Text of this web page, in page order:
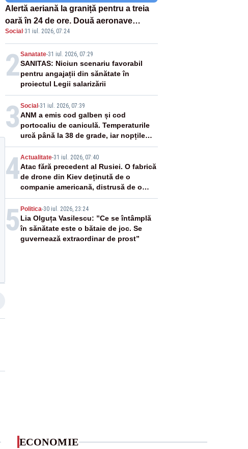
Alertă aeriană la graniță pentru a treia
oară în 24 de ore. Două aeronave
Eurofighter britanice au fost ridicate de
la sol
Social ·31 iul. 2026, 07:24
2Sanatate-31 iul. 2026, 07:29
SANITAS: Niciun scenariu favorabil
pentru angajații din sănătate în
proiectul Legii salarizării
3 Social -31 iul. 2026, 07:39
ANM a emis cod galben și cod
portocaliu de caniculă. Temperaturile
urcă până la 38 de grade, iar nopțile
devin tropicale
4Actualitate-31 iul. 2026, 07:40
Atac fără precedent al Rusiei. O fabrică
de drone din Kiev deținută de o
companie americană, distrusă de o
rachetă rusească
5 Politica-30 iul. 2026, 23:24
Lia Olguța Vasilescu: ”Ce se întâmplă
în sănătate este o bătaie de joc. Se
guvernează extraordinar de prost”
ECONOMIE